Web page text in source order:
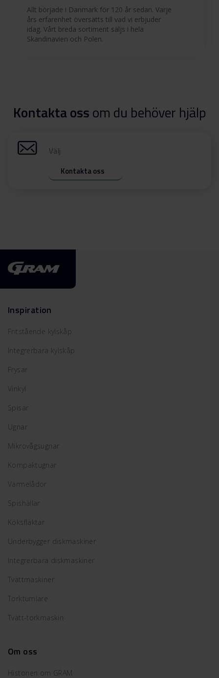
Allt började i Danmark för 120 år sedan. Varje
års erfarenhet översätts till vad vi erbjuder
idag. Vårt breda sortiment säljs i hela
Skandinavien och Polen.
Kontakta ossom du behöver hjälp
Välj
Kontakta oss
Inspiration
Fritstående kylskåp
Integrerbara kylskåp
Frysar
Vinkyl
Spisar
Ugnar
Mikrovågsugnar
Kompaktugnar
Värmelådor
Spishällar
Köksfläktar
Underbygger diskmaskiner
Integrerbara diskmaskiner
Tvättmaskiner
Torktumlare
Tvätt-torkmaskin
Om oss
Historien om GRAM